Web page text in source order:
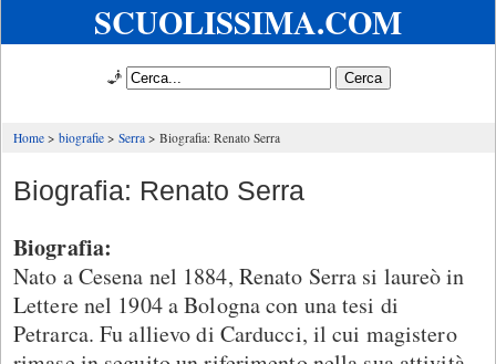
SCUOLISSIMA.COM
🧞
Home biografie Serra Biografia: Renato Serra
Biografia: Renato Serra
Biografia:
Nato a Cesena nel 1884, Renato Serra si laureò in
Lettere nel 1904 a Bologna con una tesi di
Petrarca. Fu allievo di Carducci, il cui magistero